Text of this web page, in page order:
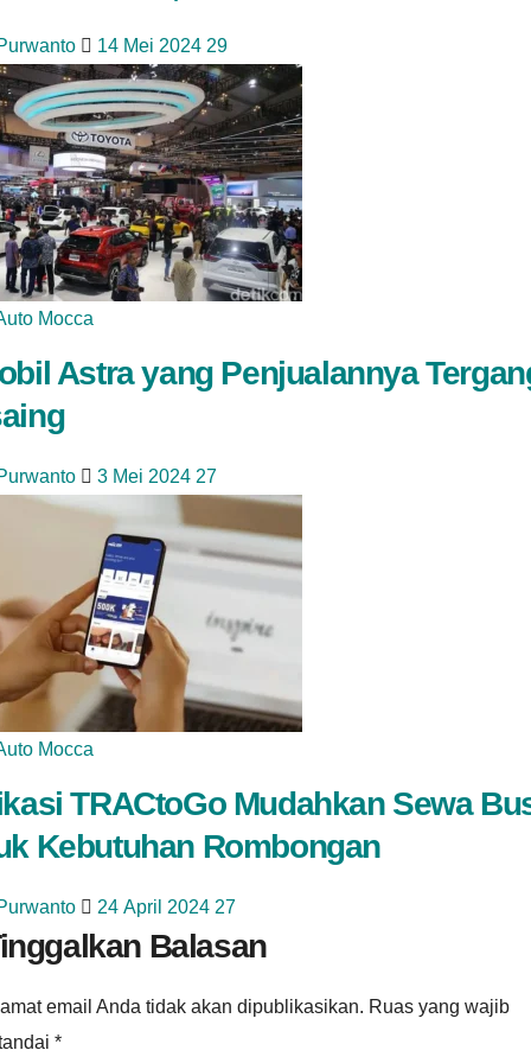
14 Mei 2024 29
Mocca
Astra yang Penjualannya
3 Mei 2024 27
Mocca
TRACtoGo Mudahkan Sewa
Kebutuhan Rombongan
24 April 2024 27
Balasan
email Anda tidak akan dipublikasikan. Ruas yang wajib
*